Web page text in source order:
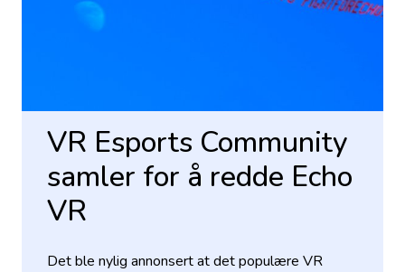
VR Esports Community
samler for å redde Echo
VR
Det ble nylig annonsert at det populære VR